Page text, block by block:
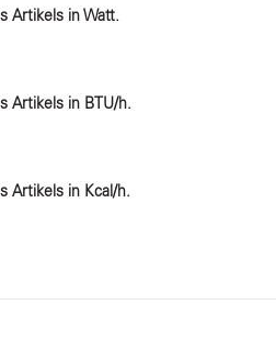
Artikels in Watt.
Artikels in BTU/h.
Artikels in Kcal/h.